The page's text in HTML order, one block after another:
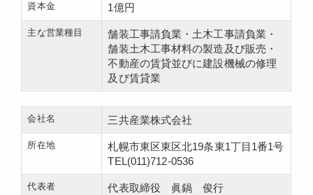
資本金 1億円
主な営業種目
舗装工事請負業・土木工事請負業・
舗装土木工事材料の製造及び販売・
不動産の賃貸並びに建設機械の修理
及び賃貸業
会社名 三共産業株式会社
所在地
札幌市東区東区北19条東1丁目1番1号
TEL(011)712-0536
代表者 代表取締役 眞鍋 俊行